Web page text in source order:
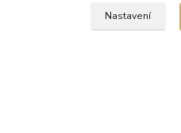
Nastavení